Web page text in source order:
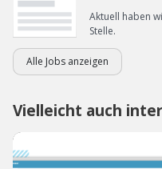
Aktuell haben
Stelle.
Alle Jobs anzeigen
Vielleicht auch